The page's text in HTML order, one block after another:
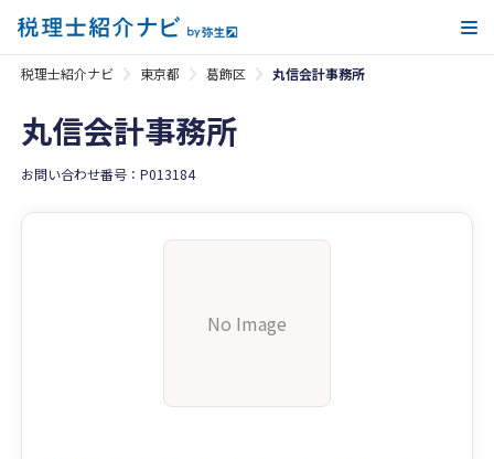
税理士紹介ナビ 東京都 葛飾区 丸信会計事務所
丸信会計事務所
お問い合わせ番号：P013184
No Image